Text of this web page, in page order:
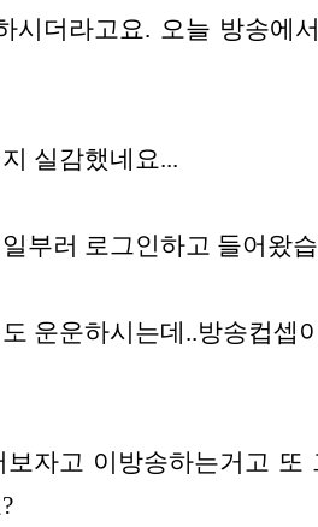
시더라고요. 오늘 방송에
실감했네요...
부러 로그인하고 들어왔
운운하시는데..방송컵셉
자고 이방송하는거고 또